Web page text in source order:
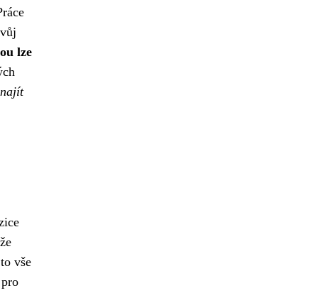
lze
vše